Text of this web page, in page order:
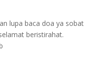
lupa baca doa ya sobat
beristirahat.